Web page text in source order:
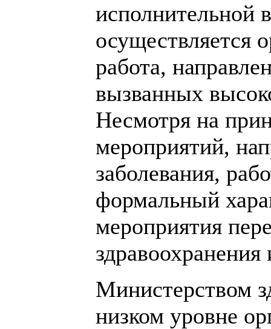
исполнительной
осуществляется
работа,
вызванных
Несмотря на
мероприятий,
заболевания,
формальный
мероприятия
Министерством
низком уровне